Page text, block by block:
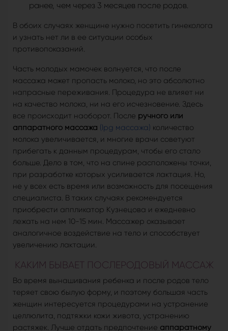
ранее, чем через 3 месяцев после родов.
В обоих случаях женщине нужно посетить гинеколога
и узнать нет ли в ее ситуации особых
противопоказаний.
Часть молодых мамочек волнуется, что после
массажа может пропасть молоко, но это абсолютно
напрасные переживания. Процедура не влияет ни
на качество молока, ни на его исчезновение. Здесь
все происходит наоборот. После ручного или
аппаратного массажа (lpg массажа) количество
молока увеличивается, и многие врачи советуют
прибегать к данным процедурам, чтобы его стало
больше. Дело в том, что на спине расположены точки,
при разработке которых усиливается лактация. Но,
не у всех есть время или возможность для посещения
специалиста. В таких случаях рекомендуется
приобрести аппликатор Кузнецова и ежедневно
лежать на нем 10-15 мин. Массажер оказывает
аналогичное воздействие на тело и способствует
увеличению лактации.
КАКИМ БЫВАЕТ ПОСЛЕРОДОВЫЙ МАССАЖ
Во время вынашивания ребенка и после родов тело
теряет свою былую форму, и поэтому большая часть
женщин интересуется процедурами на устранение
целлюлита, подтяжки кожи живота, устранению
растяжек. Лучше отдать предпочтение аппаратному